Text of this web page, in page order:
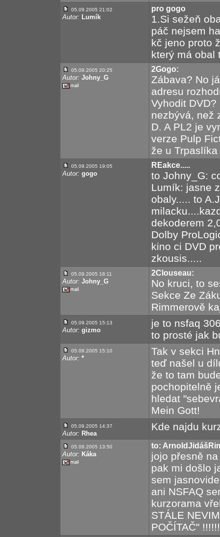
05.09.2005 21:02
Autor: Lumík
pro gogo
1.Si sežeň
páč nejsem
kč jeno proto
který má obal
05.09.2005 20:25
Autor: Johny_G
2Gogo:
Zábava? No
adresu
Vyhodit
nezbývá, než
D. A PL2 je
verze Pulp
že u
05.09.2005 19:05
Autor: gogo
REakce.....
to Johny_G:
Lumík: jasne
obaly..... to
dekoderem
Dolby
kino ci DVD
zkousis.....
05.09.2005 18:11
Autor: Johny_G
2Clouseau:
No kruci, to
Sekce Ze
Rimmerově
05.09.2005 15:13
Autor: gizmo
je to nsfaq
to prosté jak
05.09.2005 15:10
Autor: *
Tak v sekci
teď našel u
že to tam
pochopitelně
hledat
Mein Gott!
05.09.2005 14:37
Autor: Rhea
Kde najdu
05.09.2005 13:50
Autor: Káka
to:
jojo přesně
pak mi došlo
sem
ani NSFAQ
kurzorama
STÁLE
POČÍTAČ"